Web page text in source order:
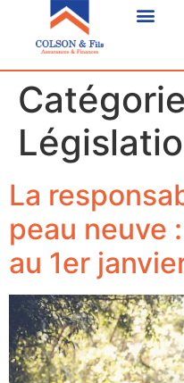
La
peau neuve
au 1er